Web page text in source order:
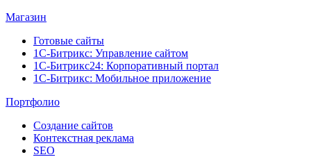
Магазин
Готовые сайты
1С-Битрикс: Управление сайтом
1С-Битрикс24: Корпоративный портал
1С-Битрикс: Мобильное приложение
Портфолио
Создание сайтов
Контекстная реклама
SEO